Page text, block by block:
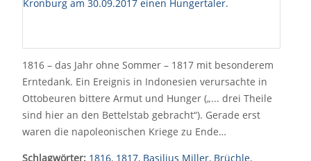
1816 – das Jahr ohne Sommer – 1817 mit besonderem
Erntedank. Ein Ereignis in Indonesien verursachte in
Ottobeuren bittere Armut und Hunger („... drei Theile
sind hier an den Bettelstab gebracht“). Gerade erst
waren die napoleonischen Kriege zu Ende…
Schlagwörter: 1816, 1817, Basilius Miller, Brüchle,